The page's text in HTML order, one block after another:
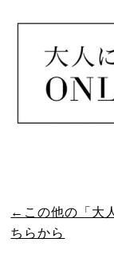
←この他の「大
ちらから